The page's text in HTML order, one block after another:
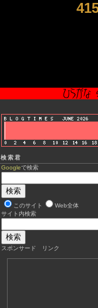
検索君
Googleで検索
このサイト
Web全体
サイト内検索
スポンサード リンク